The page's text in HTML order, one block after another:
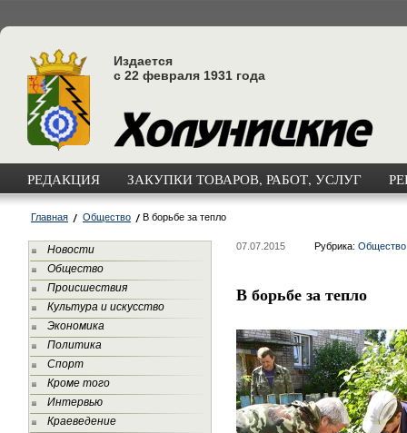
Издается
с 22 февраля 1931 года
РЕДАКЦИЯ ЗАКУПКИ ТОВАРОВ, РАБОТ, УСЛУГ
Главная Общество В борьбе за тепло
Новости
Общество
Происшествия
Культура и искусство
Экономика
Политика
Спорт
Кроме того
Интервью
Краеведение
07.07.2015 Рубрика: Общество
В борьбе за тепло